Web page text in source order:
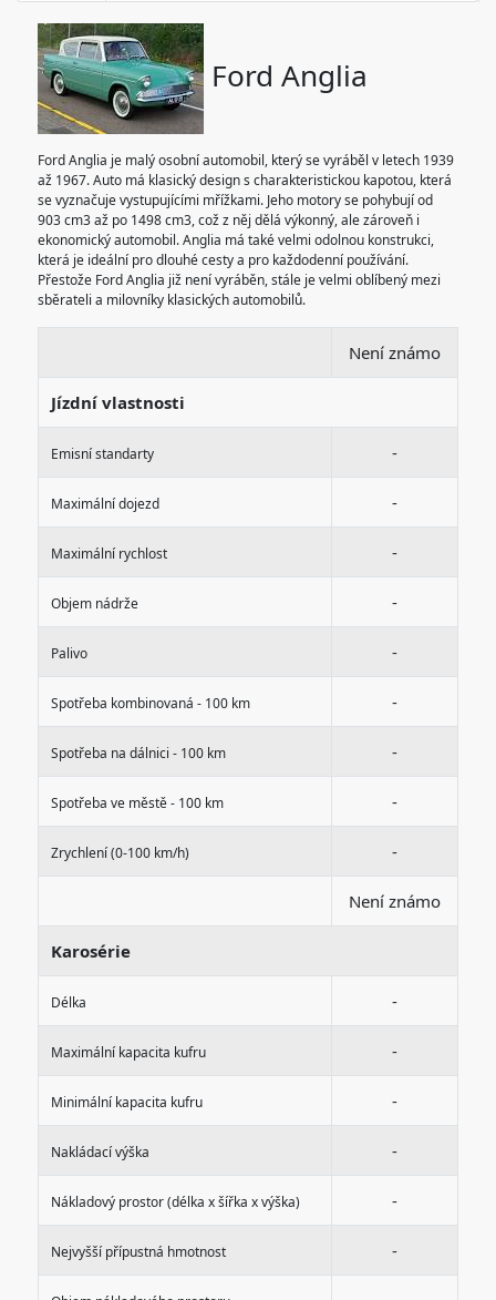
Ford Anglia
Ford Anglia je malý osobní automobil, který se vyráběl v letech 1939
až 1967. Auto má klasický design s charakteristickou kapotou, která
se vyznačuje vystupujícími mřížkami. Jeho motory se pohybují od
903 cm3 až po 1498 cm3, což z něj dělá výkonný, ale zároveň i
ekonomický automobil. Anglia má také velmi odolnou konstrukci,
která je ideální pro dlouhé cesty a pro každodenní používání.
Přestože Ford Anglia již není vyráběn, stále je velmi oblíbený mezi
sběrateli a milovníky klasických automobilů.
Není známo
Jízdní vlastnosti
Emisní standarty -
Maximální dojezd -
Maximální rychlost -
Objem nádrže -
Palivo -
Spotřeba kombinovaná - 100 km -
Spotřeba na dálnici - 100 km -
Spotřeba ve městě - 100 km -
Zrychlení (0-100 km/h) -
Není známo
Karosérie
Délka -
Maximální kapacita kufru -
Minimální kapacita kufru -
Nakládací výška -
Nákladový prostor (délka x šířka x výška) -
Nejvyšší přípustná hmotnost -